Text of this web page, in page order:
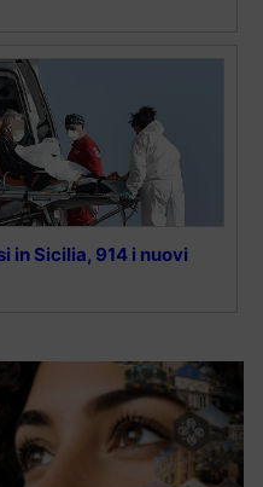
in Sicilia, 914 i nuovi